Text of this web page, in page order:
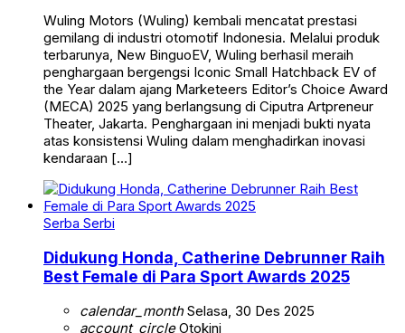
Wuling Motors (Wuling) kembali mencatat prestasi
gemilang di industri otomotif Indonesia. Melalui produk
terbarunya, New BinguoEV, Wuling berhasil meraih
penghargaan bergengsi Iconic Small Hatchback EV of
the Year dalam ajang Marketeers Editor’s Choice Award
(MECA) 2025 yang berlangsung di Ciputra Artpreneur
Theater, Jakarta. Penghargaan ini menjadi bukti nyata
atas konsistensi Wuling dalam menghadirkan inovasi
kendaraan […]
Serba Serbi
Didukung Honda, Catherine Debrunner Raih
Best Female di Para Sport Awards 2025
calendar_monthSelasa, 30 Des 2025
account_circleOtokini